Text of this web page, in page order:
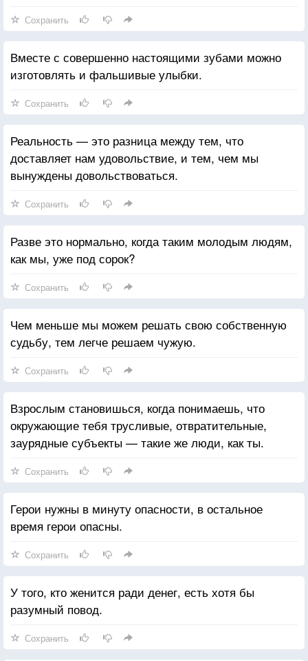
Сохранить
Вместе с совершенно настоящими зубами можно
изготовлять и фальшивые улыбки.
Сохранить
Реальность — это разница между тем, что
доставляет нам удовольствие, и тем, чем мы
вынуждены довольствоваться.
Сохранить
Разве это нормально, когда таким молодым людям,
как мы, уже под сорок?
Сохранить
Чем меньше мы можем решать свою собственную
судьбу, тем легче решаем чужую.
Сохранить
Взрослым становишься, когда понимаешь, что
окружающие тебя трусливые, отвратительные,
заурядные субъекты — такие же люди, как ты.
Сохранить
Герои нужны в минуту опасности, в остальное
время герои опасны.
Сохранить
У того, кто женится ради денег, есть хотя бы
разумный повод.
Сохранить